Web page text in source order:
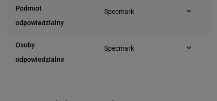
Podmiot
odpowiedzialny
Specmark
e-mail: gspr@ptmb.pl
Osoby
odpowiedzialne
Specmark